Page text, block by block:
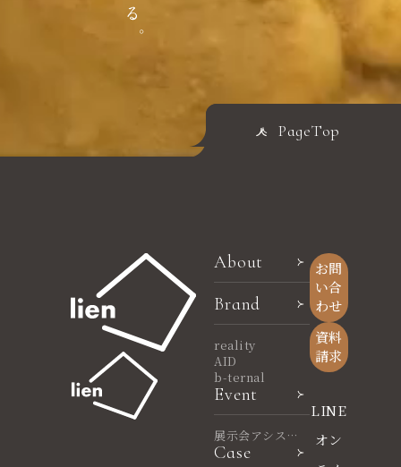
PageTop
About
Brand
reality
AID
b-ternal
Event
展示会アシスタ
ント
Case
お問
い合
わせ
資料
請求
LINE
オン